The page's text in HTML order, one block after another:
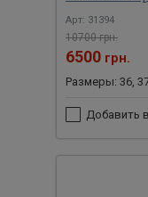
Арт: 31394
10700 грн.
6500 грн.
Размеры: 36,
Добавить